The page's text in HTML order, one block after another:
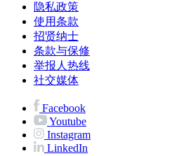
隐私政策
使用条款
招贤纳士
条款与保修
举报人热线
社交媒体
Facebook
Youtube
Instagram
LinkedIn